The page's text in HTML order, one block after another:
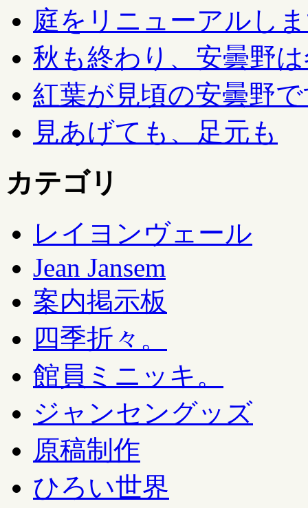
庭をリニューアルし
秋も終わり、安曇野
紅葉が見頃の安曇野
見あげても、足元も
カテゴリ
レイヨンヴェール
Jean Jansem
案内掲示板
四季折々。
館員ミニッキ。
ジャンセングッズ
原稿制作
ひろい世界